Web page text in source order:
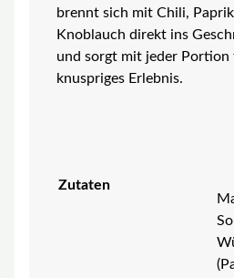
brennt sich mit Chili,
Knoblauch direkt ins
und sorgt mit jeder Portion
knuspriges Erlebnis.
Zutaten